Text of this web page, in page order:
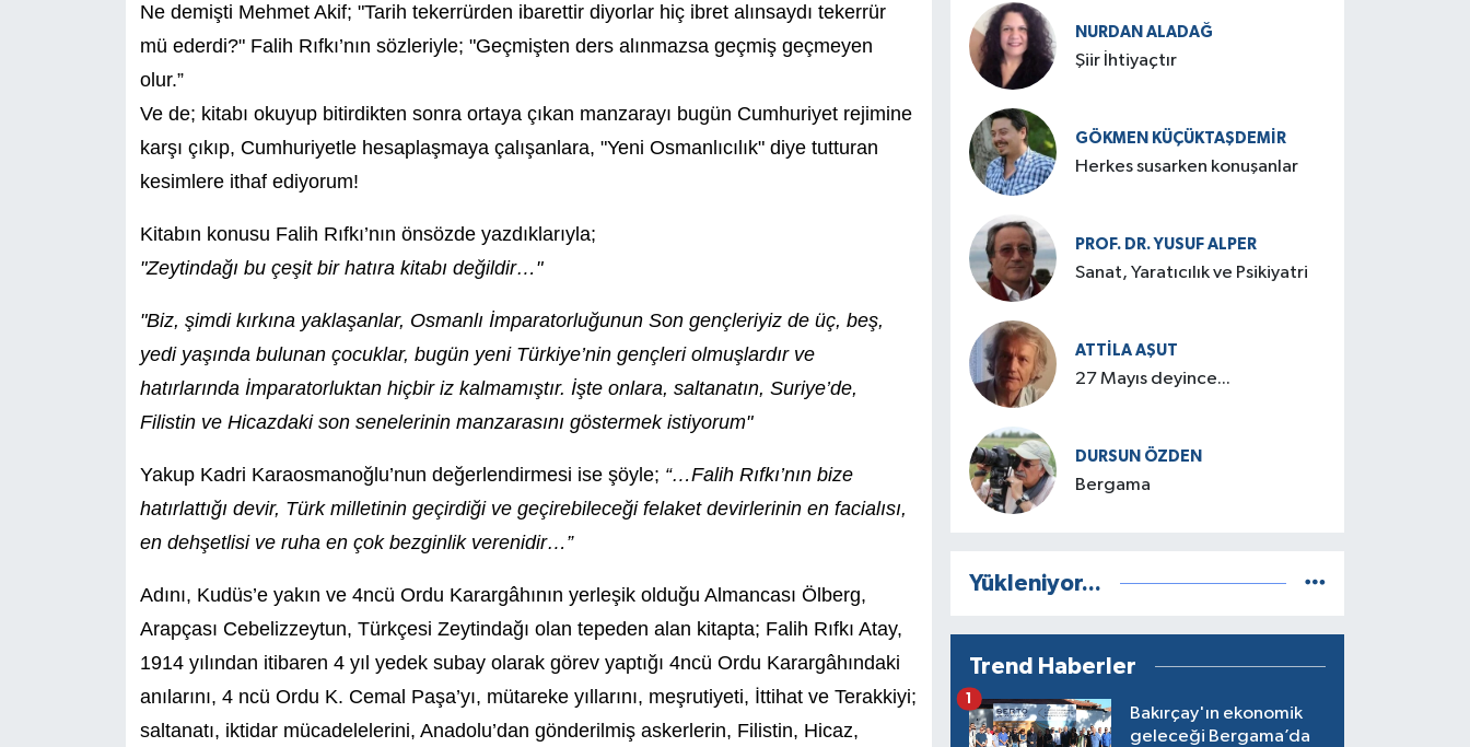
Ne demişti Mehmet Akif; "Tarih tekerrürden ibarettir diyorlar hiç ibret alınsaydı tekerrür
mü ederdi?" Falih Rıfkı’nın sözleriyle; "Geçmişten ders alınmazsa geçmiş geçmeyen
olur.”
Ve de; kitabı okuyup bitirdikten sonra ortaya çıkan manzarayı bugün Cumhuriyet rejimine
karşı çıkıp, Cumhuriyetle hesaplaşmaya çalışanlara, "Yeni Osmanlıcılık" diye tutturan
kesimlere ithaf ediyorum!
Kitabın konusu Falih Rıfkı’nın önsözde yazdıklarıyla;
"Zeytindağı bu çeşit bir hatıra kitabı değildir…"
"Biz, şimdi kırkına yaklaşanlar, Osmanlı İmparatorluğunun Son gençleriyiz de üç, beş,
yedi yaşında bulunan çocuklar, bugün yeni Türkiye’nin gençleri olmuşlardır ve
hatırlarında İmparatorluktan hiçbir iz kalmamıştır. İşte onlara, saltanatın, Suriye’de,
Filistin ve Hicazdaki son senelerinin manzarasını göstermek istiyorum"
Yakup Kadri Karaosmanoğlu’nun değerlendirmesi ise şöyle; “…Falih Rıfkı’nın bize
hatırlattığı devir, Türk milletinin geçirdiği ve geçirebileceği felaket devirlerinin en facialısı,
en dehşetlisi ve ruha en çok bezginlik verenidir…”
Adını, Kudüs’e yakın ve 4ncü Ordu Karargâhının yerleşik olduğu Almancası Ölberg,
Arapçası Cebelizzeytun, Türkçesi Zeytindağı olan tepeden alan kitapta; Falih Rıfkı Atay,
1914 yılından itibaren 4 yıl yedek subay olarak görev yaptığı 4ncü Ordu Karargâhındaki
anılarını, 4 ncü Ordu K. Cemal Paşa’yı, mütareke yıllarını, meşrutiyeti, İttihat ve Terakkiyi;
saltanatı, iktidar mücadelelerini, Anadolu’dan gönderilmiş askerlerin, Filistin, Hicaz,
NURDAN ALADAĞ
Şiir İhtiyaçtır
GÖKMEN KÜÇÜKTAŞDEMIR
Herkes susarken konuşanlar
PROF. DR. YUSUF ALPER
Sanat, Yaratıcılık ve Psikiyatri
ATTILA AŞUT
27 Mayıs deyince...
DURSUN ÖZDEN
Bergama
Yükleniyor...
Trend Haberler
Bakırçay'ın ekonomik
geleceği Bergama’da
1